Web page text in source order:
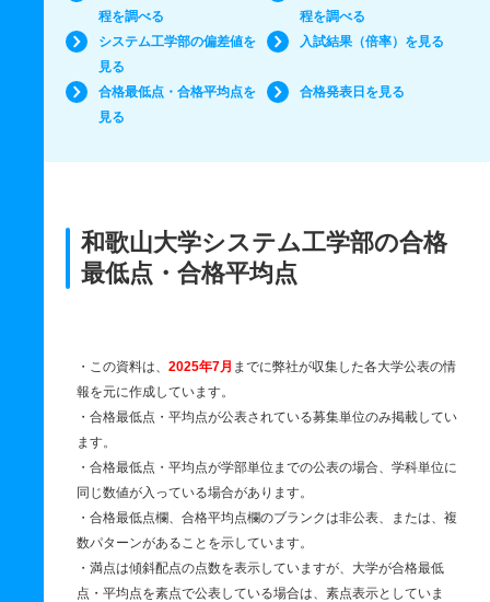
程を調べる
程を調べる
システム工学部の偏差値を
見る
入試結果（倍率）を見る
合格最低点・合格平均点を
見る
合格発表日を見る
和歌山大学システム工学部の合格
最低点・合格平均点
・この資料は、 2025年7月 までに弊社が収集した各大学公表の情
報を元に作成しています。
・合格最低点・平均点が公表されている募集単位のみ掲載してい
ます。
・合格最低点・平均点が学部単位までの公表の場合、学科単位に
同じ数値が入っている場合があります。
・合格最低点欄、合格平均点欄のブランクは非公表、または、複
数パターンがあることを示しています。
・満点は傾斜配点の点数を表示していますが、大学が合格最低
点・平均点を素点で公表している場合は、素点表示としていま